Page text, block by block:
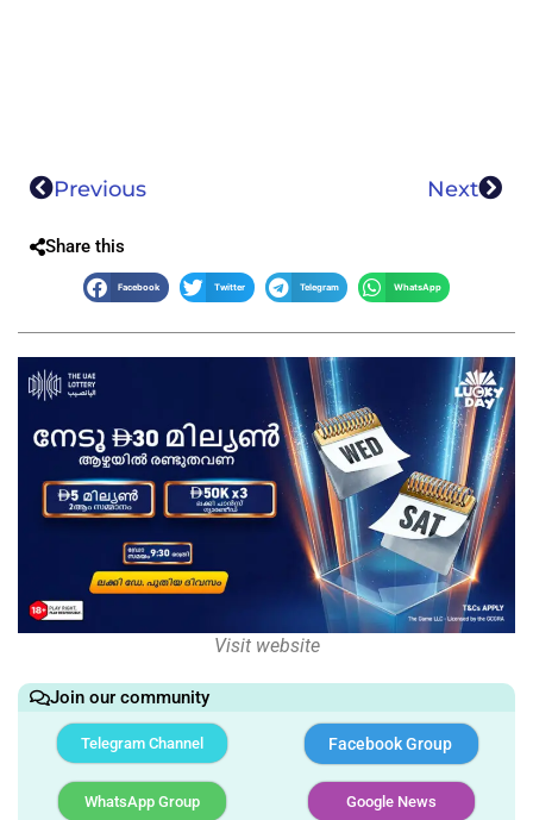
Previous Next
Share this
Facebook Twitter Telegram WhatsApp
Visit website
Join our community
Telegram Channel Facebook Group
WhatsApp Group Google News